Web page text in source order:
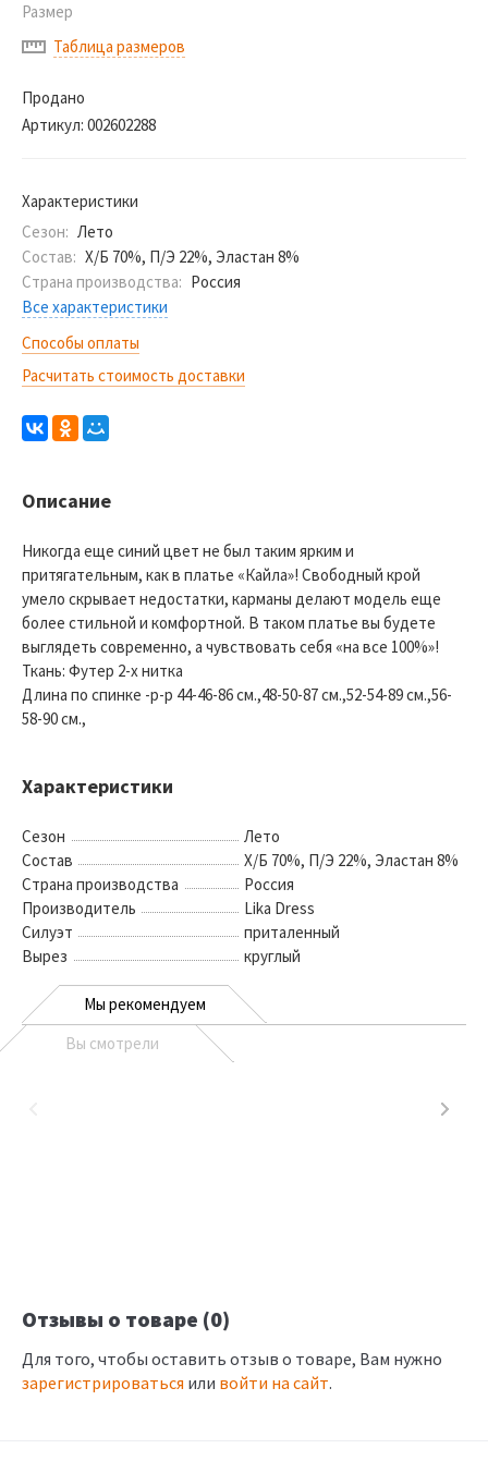
Размер
Таблица размеров
Продано
Артикул: 002602288
Характеристики
Сезон: Лето
Состав: Х/Б 70%, П/Э 22%, Эластан 8%
Страна производства: Россия
Все характеристики
Способы оплаты
Расчитать стоимость доставки
Описание
Никогда еще синий цвет не был таким ярким и
притягательным, как в платье «Кайла»! Свободный крой
умело скрывает недостатки, карманы делают модель еще
более стильной и комфортной. В таком платье вы будете
выглядеть современно, а чувствовать себя «на все 100%»!
Ткань: Футер 2-х нитка
Длина по спинке -р-р 44-46-86 см.,48-50-87 см.,52-54-89 см.,56-
58-90 см.,
Характеристики
Сезон
Лето
Состав
Х/Б 70%, П/Э 22%, Эластан 8%
Страна производства
Россия
Производитель
Lika Dress
Силуэт
приталенный
Вырез
круглый
Мы рекомендуем
Вы смотрели
Отзывы о товаре (0)
Для того, чтобы оставить отзыв о товаре, Вам нужно
зарегистрироваться или войти на сайт.